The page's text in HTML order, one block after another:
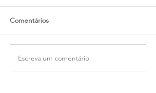
Comentários
Escreva um comentário